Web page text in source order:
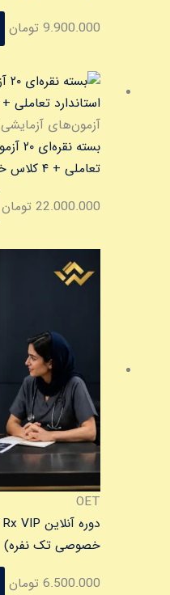
9.900.000 تومان
آزمون‌های آزمایشی OET (نسخه استاندارد)
تعاملی + ۴ کلاس خصوصی)
22.000.000 تومان
OET
خصوصی تک نفره)
6.500.000 تومان